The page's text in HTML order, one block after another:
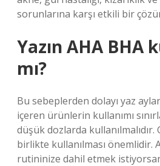
sorunlarına karşı etkili bir
Yazın AHA BHA
mı?
Bu sebeplerden dolayı yaz
içeren ürünlerin kullanımı
düşük dozlarda
birlikte kullanılması önemlidir.
rutininize dahil etmek